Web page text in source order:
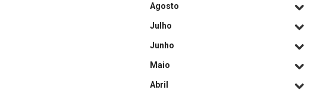
Agosto
Julho
Junho
Maio
Abril